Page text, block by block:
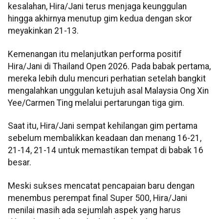
kesalahan, Hira/Jani terus menjaga keunggulan
hingga akhirnya menutup gim kedua dengan skor
meyakinkan 21-13.
Kemenangan itu melanjutkan performa positif
Hira/Jani di Thailand Open 2026. Pada babak pertama,
mereka lebih dulu mencuri perhatian setelah bangkit
mengalahkan unggulan ketujuh asal Malaysia Ong Xin
Yee/Carmen Ting melalui pertarungan tiga gim.
Saat itu, Hira/Jani sempat kehilangan gim pertama
sebelum membalikkan keadaan dan menang 16-21,
21-14, 21-14 untuk memastikan tempat di babak 16
besar.
Meski sukses mencatat pencapaian baru dengan
menembus perempat final Super 500, Hira/Jani
menilai masih ada sejumlah aspek yang harus